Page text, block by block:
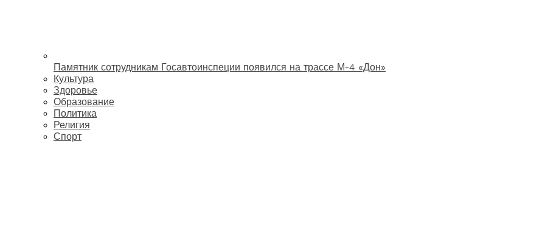
Памятник сотрудникам Госавтоинспеции появился на трассе М-4 «Дон»
Культура
Здоровье
Образование
Политика
Религия
Спорт